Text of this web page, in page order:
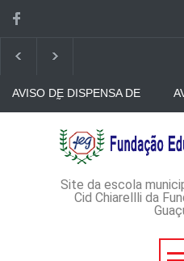
AVISO DE DISPENSA DE
LICITAÇÃO Nº 52/2026-
PROCESSO
ADMINISTRATIVO Nº
149/2026
AVISO DE DISPENSA DE
LICITAÇÃO - DISPENSA DE
LICITAÇÃO Nº 50/2026 -
ADMINISTRATIVO Nº
Site da escola
Cid Chiarellli da